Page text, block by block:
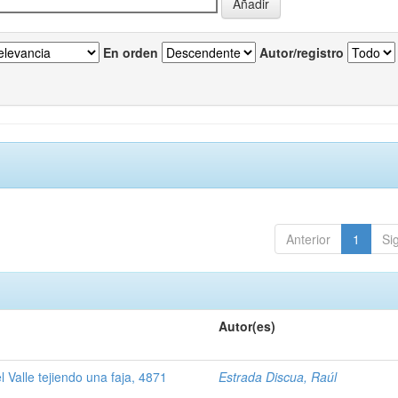
En orden Autor/registro
Anterior 1
Autor(es)
Valle tejiendo una faja, 4871 Estrada Discua, Raúl